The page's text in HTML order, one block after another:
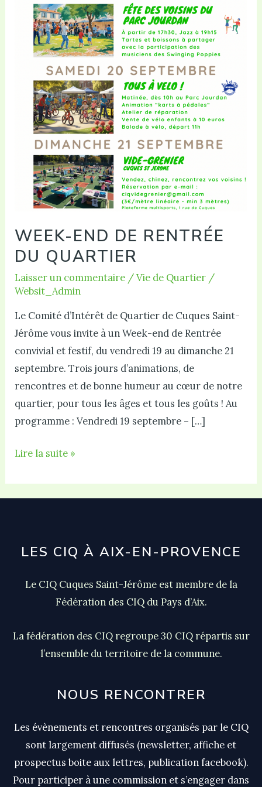
WEEK-END DE RENTRÉE
DU QUARTIER
Laisser un commentaire /Vie de Quartier /
Websit_Admin
Le Comité d’Intérêt de Quartier de Cuques Saint-
Jérôme vous invite à un Week-end de Rentrée
convivial et festif, du vendredi 19 au dimanche 21
septembre. Trois jours d’animations, de
rencontres et de bonne humeur au cœur de notre
quartier, pour tous les âges et tous les goûts ! Au
programme : Vendredi 19 septembre – […]
Week-
de
Lire la suite »
LES CIQ À AIX-EN-PROVENCE
Le CIQ Cuques Saint-Jérôme est membre de la
Fédération des CIQ du Pays d’Aix.
La fédération des CIQ regroupe 30 CIQ répartis sur
l’ensemble du territoire de la commune.
NOUS RENCONTRER
Les évènements et rencontres organisés par le CIQ
sont largement diffusés (newsletter, affiche et
prospectus boite aux lettres, publication facebook).
Pour participer à une commission et s’engager dans